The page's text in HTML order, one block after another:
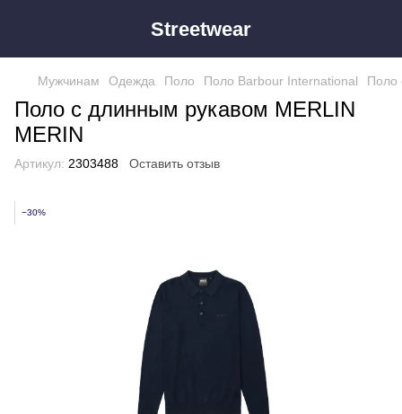
Streetwear
Мужчинам Одежда Поло Поло Barbour International Поло
Поло с длинным рукавом MERLIN
MERIN
Артикул: 2303488 Оставить отзыв
−30%